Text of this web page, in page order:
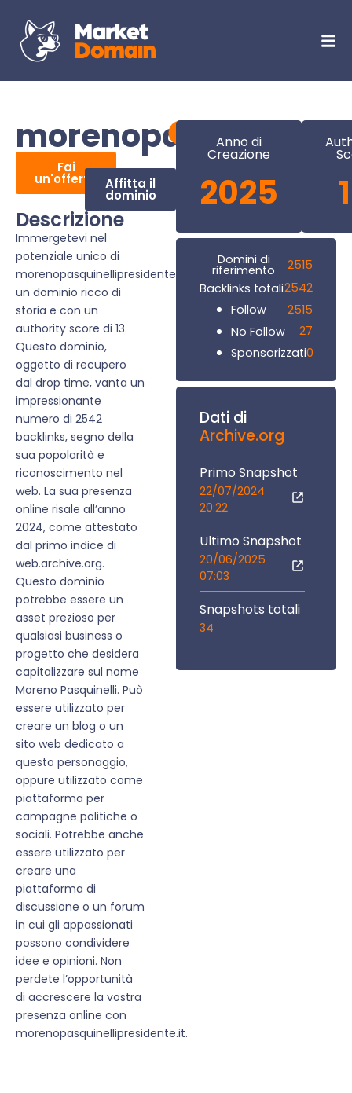
Fai
un'offerta Affitta il
dominio
Descrizione
Immergetevi nel
potenziale unico di
morenopasquinellipresidente.it,
un dominio ricco di
storia e con un
authority score di 13.
Questo dominio,
oggetto di recupero
dal drop time, vanta un
impressionante
numero di 2542
backlinks, segno della
sua popolarità e
riconoscimento nel
web. La sua presenza
online risale all’anno
2024, come attestato
dal primo indice di
web.archive.org.
Questo dominio
potrebbe essere un
asset prezioso per
qualsiasi business o
progetto che desidera
capitalizzare sul nome
Moreno Pasquinelli. Può
essere utilizzato per
creare un blog o un
sito web dedicato a
questo personaggio,
oppure utilizzato come
piattaforma per
campagne politiche o
sociali. Potrebbe anche
essere utilizzato per
creare una
piattaforma di
discussione o un forum
in cui gli appassionati
possono condividere
idee e opinioni. Non
perdete l’opportunità
di accrescere la vostra
presenza online con
morenopasquinellipresidente.it.
Anno di
Creazione
2025
Domini di
riferimento
2515
Backlinks totali2542
Follow
2515
No Follow
27
Sponsorizzati0
Dati di
Archive.org
Primo Snapshot
22/07/2024
20:22
Ultimo Snapshot
20/06/2025
07:03
Snapshots totali
34